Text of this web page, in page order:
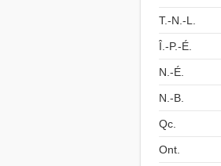
T.-N.-L.
Î.-P.-É.
N.-É.
N.-B.
Qc.
Ont.